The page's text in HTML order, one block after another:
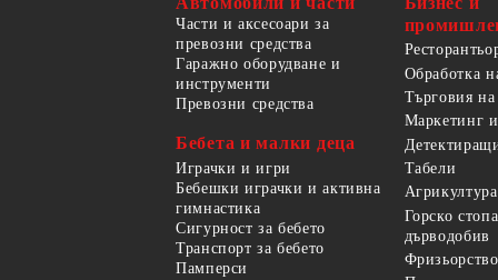
Части и аксесоари за
превозни средства
Гаражно оборудване и
инструменти
Превозни средства
Бебета и малки деца
Играчки и игри
Бебешки играчки и активна
гимнастика
Сигурност за бебето
Транспорт за бебето
Памперси
Обработка
Търговия
Маркетинг
Табели
Агрикултура
Горско
дърводобив